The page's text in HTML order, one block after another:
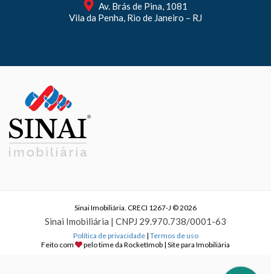
Av. Brás de Pina, 1081
Vila da Penha, Rio de Janeiro – RJ
Sinai Imobiliária. CRECI 1267-J © 2026
Sinai Imobiliária | CNPJ 29.970.738/0001-63
Política de privacidade| Termos de uso
Feito com
pelo time da RocketImob | Site para Imobiliária